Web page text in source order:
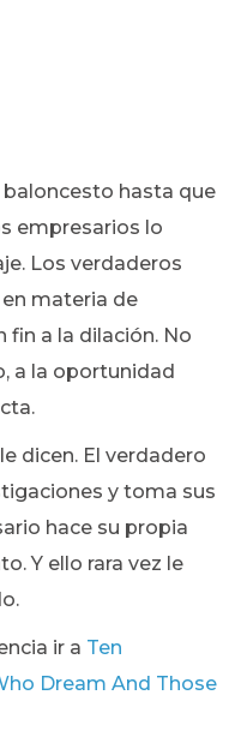
baloncesto hasta que
empresarios lo
Los verdaderos
materia de
fin a la dilación. No
a la oportunidad
dicen. El verdadero
y toma sus
hace su propia
Y ello rara vez le
ir a Ten
Dream And Those